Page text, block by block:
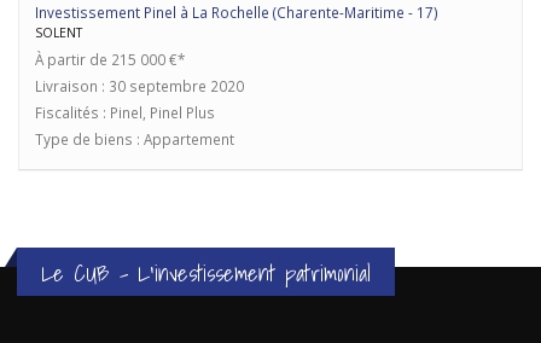
Investissement Pinel à La Rochelle (Charente-Maritime - 17)
SOLENT
À partir de 215 000 €*
Livraison : 30 septembre 2020
Fiscalités : Pinel, Pinel Plus
Type de biens : Appartement
Le CUB - L'investissement patrimonial